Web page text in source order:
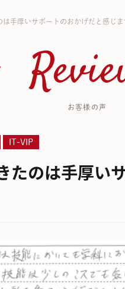
手厚いサポートのおかげだと感じま
お客様の声
IT-VIP
たのは手厚い